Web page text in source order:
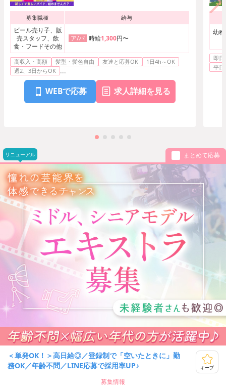
募集職種 給与
ビール売り子、販
売スタッフ、飲
食・フードその他
ア/パ 時給1,300円〜
高収入・高額 髪型・髪色自由 友達と応募OK
1日4h～OK
週2、3日からOK ...
WEBで応募 求人詳細を見る
幼
即日
平日
リニューアル まとめて応募
＜単発OK！＞高日給◎／登録制で「空いたときに」勤
務OK／年齢不問／LINE応募で採用率UP♪
キープ
募集情報